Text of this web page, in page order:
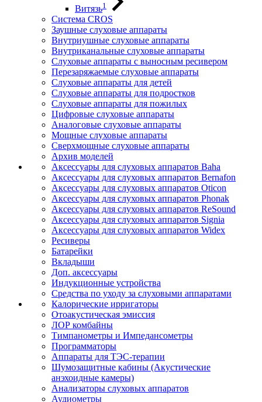
Витязь1
Система CROS
Заушные слуховые аппараты
Внутриушные слуховые аппараты
Внутриканальные слуховые аппараты
Слуховые аппараты с выносным ресивером
Перезаряжаемые слуховые аппараты
Слуховые аппараты для детей
Слуховые аппараты для подростков
Слуховые аппараты для пожилых
Цифровые слуховые аппараты
Аналоговые слуховые аппараты
Мощные слуховые аппараты
Сверхмощные слуховые аппараты
Архив моделей
Аксессуары для слуховых аппаратов Baha
Аксессуары для слуховых аппаратов Bernafon
Аксессуары для слуховых аппаратов Oticon
Аксессуары для слуховых аппаратов Phonak
Аксессуары для слуховых аппаратов ReSound
Аксессуары для слуховых аппаратов Signia
Аксессуары для слуховых аппаратов Widex
Ресиверы
Батарейки
Вкладыши
Доп. аксессуары
Индукционные устройства
Средства по уходу за слуховыми аппаратами
Калорические ирригаторы
Отоакустическая эмиссия
ЛОР комбайны
Тимпанометры и Импедансометры
Программаторы
Аппараты для ТЭС-терапии
Шумозащитные кабины (Акустические
анэхоидные камеры)
Анализаторы слуховых аппаратов
Аудиометры